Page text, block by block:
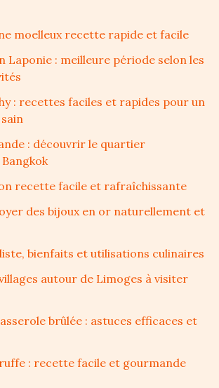
moelleux recette rapide et facile
Laponie : meilleure période selon les
: recettes faciles et rapides pour un
: découvrir le quartier
recette facile et rafraîchissante
des bijoux en or naturellement et
liste, bienfaits et utilisations culinaires
autour de Limoges à visiter
brûlée : astuces efficaces et
: recette facile et gourmande